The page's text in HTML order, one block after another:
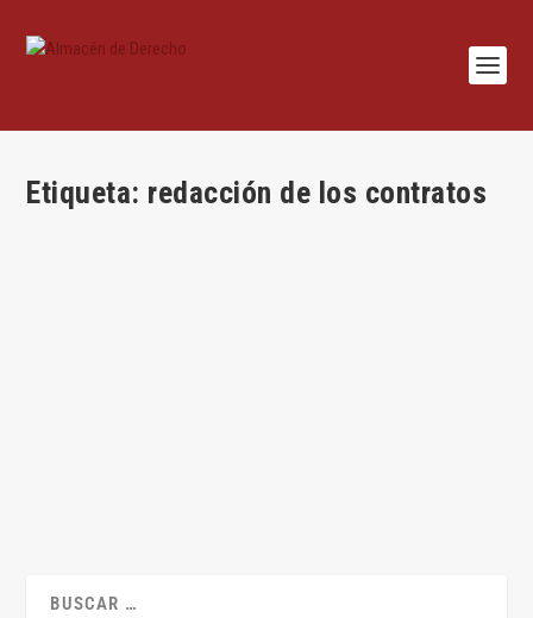
Etiqueta: redacción de los contratos